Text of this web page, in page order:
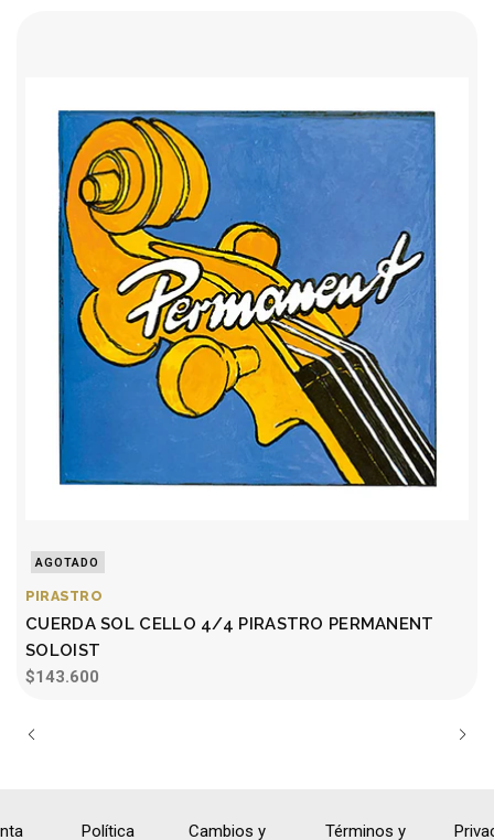
AGOTADO
PIRASTRO
CUERDA SOL CELLO 4/4 PIRASTRO PERMANENT
SOLOIST
$143.600
Política
Cambios y
Términos y